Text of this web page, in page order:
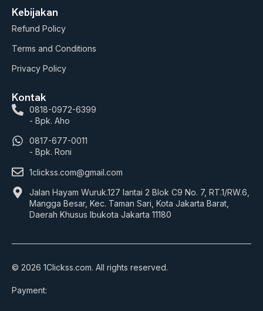
Kebijakan
Refund Policy
Terms and Conditions
Privacy Policy
Kontak
0818-0972-6399
- Bpk. Aho
0817-677-0011
- Bpk. Roni
1clickss.com@gmail.com
Jalan Hayam Wuruk.127 lantai 2 Blok C9 No. 7, RT.1/RW.6,
Mangga Besar, Kec. Taman Sari, Kota Jakarta Barat,
Daerah Khusus Ibukota Jakarta 11180
© 2026 1Clickss.com. All rights reserved.
Payment: